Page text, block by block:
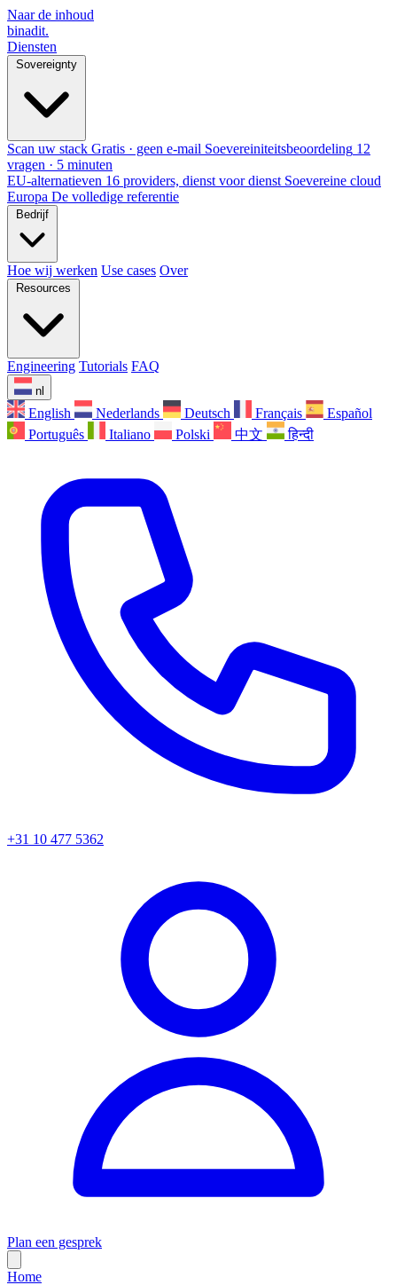
Naar de inhoud
binadit.
Diensten
Sovereignty
Scan uw stack Gratis · geen e-mail Soevereiniteitsbeoordeling 12
vragen · 5 minuten
EU-alternatieven 16 providers, dienst voor dienst Soevereine cloud
Europa De volledige referentie
Bedrijf
Hoe wij werken Use cases Over
Resources
Engineering Tutorials FAQ
nl
English Nederlands Deutsch Français
Español
Português
Italiano Polski 中文 हिन्दी
+31 10 477 5362
Plan een gesprek
Home